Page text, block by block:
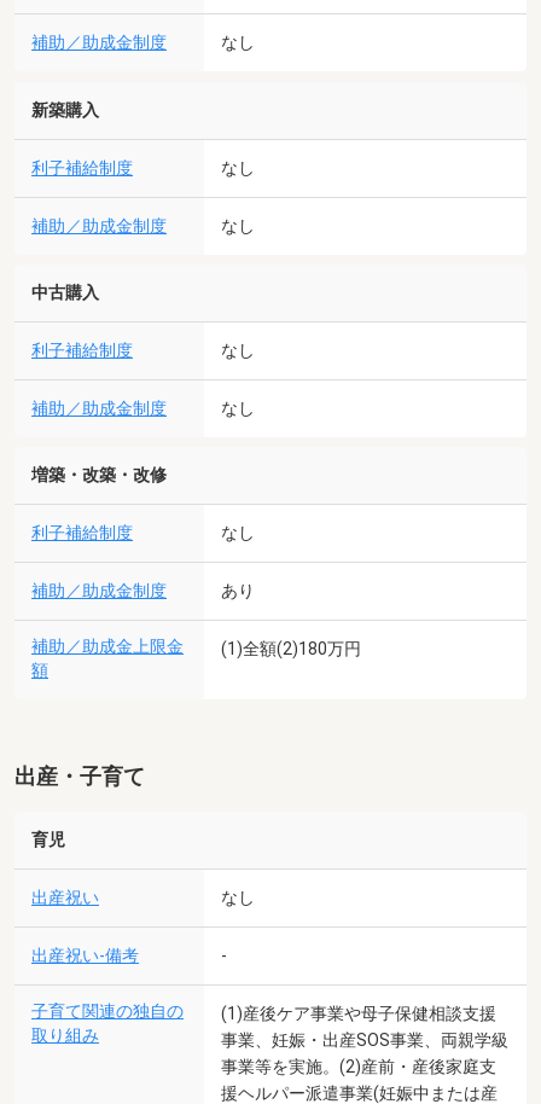
補助／助成金制度 なし
新築購入
利子補給制度 なし
補助／助成金制度 なし
中古購入
利子補給制度 なし
補助／助成金制度 なし
増築・改築・改修
利子補給制度 なし
補助／助成金制度 あり
補助／助成金上限金
額
(1)全額(2)180万円
出産・子育て
育児
出産祝い なし
出産祝い-備考 -
子育て関連の独自の
取り組み
(1)産後ケア事業や母子保健相談支援
事業、妊娠・出産SOS事業、両親学級
事業等を実施。(2)産前・産後家庭支
援ヘルパー派遣事業(妊娠中または産